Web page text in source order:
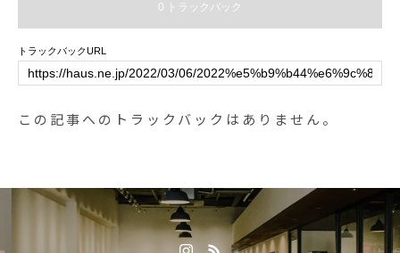
0 トラックバック
トラックバックURL
この記事へのトラックバックはありません。